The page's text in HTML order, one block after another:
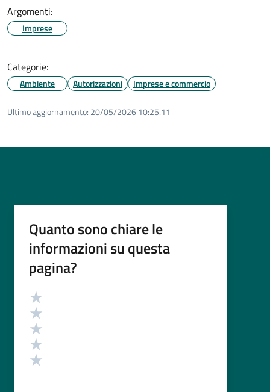
Argomenti:
Imprese
Categorie:
Ambiente Autorizzazioni Imprese e commercio
Ultimo aggiornamento: 20/05/2026 10:25.11
Quanto sono chiare le
informazioni su questa
pagina?
Valutazione